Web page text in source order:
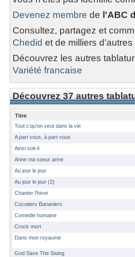
Devenez membre de l'ABC
Consultez, partagez et
Chedid et de milliers d'autres
Découvrez les autres
Variété francaise
Découvrez 37 autres
Titre
Tout c'qu'on veut dans la vie
A part vous, à part vous
Ainsi soit-il
Anne ma soeur anne
Au jour le jour
Au jour le jour (2)
Chanter l'hiver
Cocotiers Bananiers
Comedie humaine
Crock mort
Dans mon royaume
God Save The Swing